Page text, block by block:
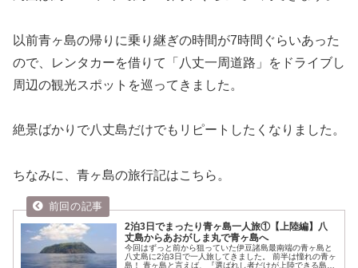
以前青ヶ島の帰りに乗り継ぎの時間が7時間ぐらいあった
ので、レンタカーを借りて「八丈一周道路」をドライブし
周辺の観光スポットを巡ってきました。
絶景ばかりで八丈島だけでもリピートしたくなりました。
ちなみに、青ヶ島の旅行記はこちら。
2泊3日でまったり青ヶ島一人旅①【上陸編】八
丈島からあおがしま丸で青ヶ島へ
今回はずっと前から狙っていた伊豆諸島最南端の青ヶ島と
八丈島に2泊3日で一人旅してきました。 前半は憧れの青ヶ
島！ 青ヶ島と言えば、『選ばれし者だけが上陸できる島』